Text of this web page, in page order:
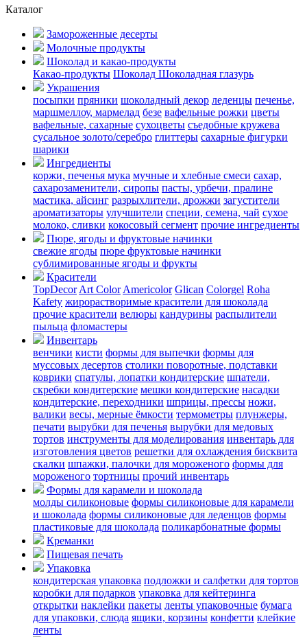
Каталог
Замороженные десерты
Молочные продукты
Шоколад и какао-продукты
Какао-продукты Шоколад Шоколадная глазурь
Украшения
посыпки пряники шоколадный декор леденцы печенье,
маршмеллоу, мармелад безе вафельные рожки цветы
вафельные, сахарные сухоцветы съедобные кружева
сусальное золото/серебро глиттеры сахарные фигурки
шарики
Ингредиенты
коржи, печенья мука мучные и хлебные смеси сахар,
сахарозаменители, сиропы пасты, урбечи, пралине
мастика, айсинг разрыхлители, дрожжи загустители
ароматизаторы улучшители специи, семена, чай сухое
молоко, сливки кокосовый сегмент прочие ингредиенты
Пюре, ягоды и фруктовые начинки
свежие ягоды пюре фруктовые начинки
сублимированные ягоды и фрукты
Красители
TopDecor Art Color Americolor Glican Colorgel Roha
Kafety жирорастворимые красители для шоколада
прочие красители велюры кандурины распылители
пыльца фломастеры
Инвентарь
венчики кисти формы для выпечки формы для
муссовых десертов столики поворотные, подставки
коврики cпатулы, лопатки кондитерские шпатели,
скребки кондитерские мешки кондитерские насадки
кондитерские, переходники шприцы, прессы ножи,
валики весы, мерные ёмкости термометры плунжеры,
печати вырубки для печенья вырубки для медовых
тортов инструменты для моделирования инвентарь для
изготовления цветов решетки для охлаждения бисквита
скалки шпажки, палочки для мороженого формы для
мороженого тортницы прочий инвентарь
Формы для карамели и шоколада
молды силиконовые формы силиконовые для карамели
и шоколада формы силиконовые для леденцов формы
пластиковые для шоколада поликарбонатные формы
Креманки
Пищевая печать
Упаковка
кондитерская упаковка подложки и салфетки для тортов
коробки для подарков упаковка для кейтеринга
открытки наклейки пакеты ленты упаковочные бумага
для упаковки, слюда ящики, корзины конфетти клейкие
ленты